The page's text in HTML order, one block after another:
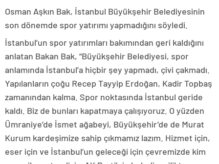
Osman Aşkın Bak, İstanbul Büyükşehir Belediyesinin
son dönemde spor yatırımı yapmadığını söyledi.
İstanbul’un spor yatırımları bakımından geri kaldığını
anlatan Bakan Bak, “Büyükşehir Belediyesi, spor
anlamında İstanbul’a hiçbir şey yapmadı, çivi çakmadı.
Yapılanların çoğu Recep Tayyip Erdoğan, Kadir Topbaş
zamanından kalma. Spor noktasında İstanbul geride
kaldı. Biz de bunları kapatmaya çalışıyoruz. O yüzden
Ümraniye’de İsmet ağabeyi, Büyükşehir’de de Murat
Kurum kardeşimize sahip çıkmamız lazım. Hizmet için,
eser için ve İstanbul’un geleceği için çevremizde kim